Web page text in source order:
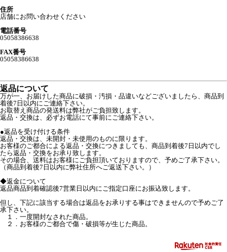
住所
店舗にお問い合わせください
電話番号
05058386638
FAX番号
05058386638
返品について
万が一、お届けした商品に破損・汚損・品違いなどございましたら、商品到
着後7日以内にご連絡下さい。
お取替え商品の発送料は弊社がご負担致します。
返品・交換は、必ずお電話にて事前にご連絡下さい。
●返品を受け付ける条件
返品・交換は、未開封・未使用のものに限ります。
お客様のご都合による返品・交換につきましても、商品到着後7日以内でし
たら返品・交換をお承り致します。
その場合、送料はお客様にご負担頂いておりますので、予めご了承下さい。
（商品到着後7日以内に弊社住所へご返送下さい。）
◆返金について
返品商品到着確認後7営業日以内にご指定口座にお振込致します。
但し、下記に該当する場合は返品をお承りする事はできませんので予めご了
承下さい。
１．一度開封なされた商品。
２．お客様のご都合で傷・破損等が生じた商品。